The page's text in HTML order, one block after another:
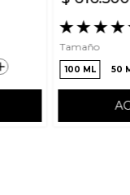
★★★★
Tamaño
100 ML 50